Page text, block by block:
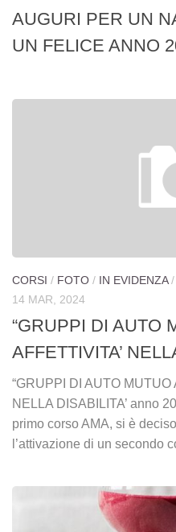
SUSS Ciriè
UTIM
Rivista
Presentazione delle finalità
Sportello d’Ascolto per
IPH Informa
Sostienici
Galleria
Foto
Video
AUGURI PER UN
UN FELICE ANNO
CORSI / FOTO / IN EVIDENZA/
14 MAR, 2024
“GRUPPI DI AUTO
AFFETTIVITA’
“GRUPPI DI AUTO MUTUO
NELLA DISABILITA’ anno
primo corso AMA, si è
l’attivazione di un secondo